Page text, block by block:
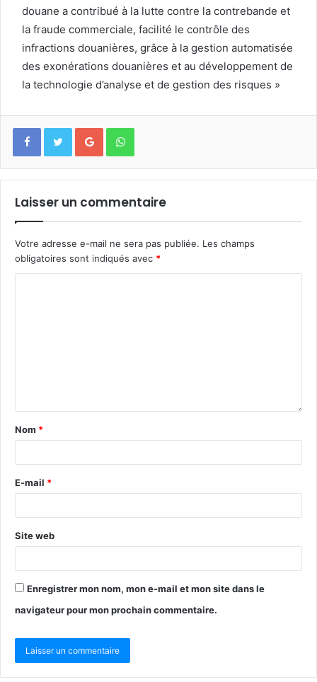
douane a contribué à la lutte contre la contrebande et
la fraude commerciale, facilité le contrôle des
infractions douanières, grâce à la gestion automatisée
des exonérations douanières et au développement de
la technologie d’analyse et de gestion des risques »
Google+WhatsApp
Laisser un commentaire
Votre adresse e-mail ne sera pas publiée. Les champs
obligatoires sont indiqués avec *
Nom *
E-mail *
Site web
Enregistrer mon nom, mon e-mail et mon site dans le
navigateur pour mon prochain commentaire.